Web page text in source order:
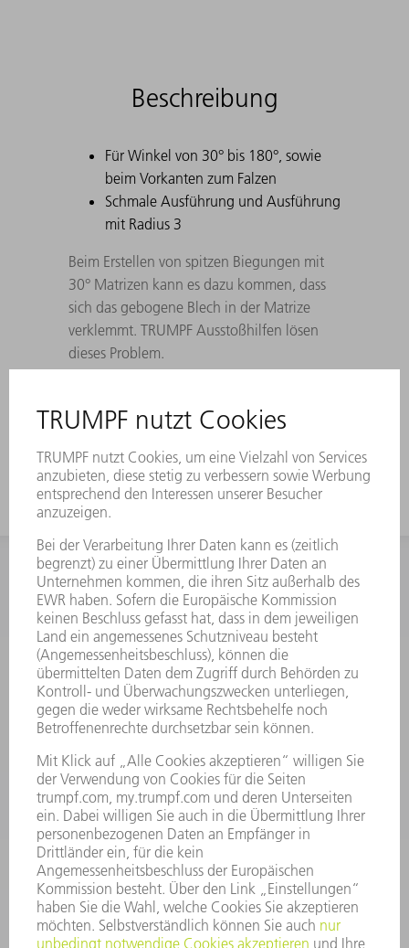
Beschreibung
Für Winkel von 30° bis 180°, sowie
beim Vorkanten zum Falzen
Schmale Ausführung und Ausführung
mit Radius 3
Beim Erstellen von spitzen Biegungen mit
30° Matrizen kann es dazu kommen, dass
sich das gebogene Blech in der Matrize
verklemmt. TRUMPF Ausstoßhilfen lösen
dieses Problem.
bei Oberwerkzeugen. Die Hornwerkzeuge
INFORMATION
Häufig gestellte Fragen
Allgemeine Geschäftsbedingungen
KONTAKT
Kundenbetreuung TRUMPF Werkzeugmaschinen
+49 7156 303 33222
Mo - Fr: 07:30 - 17:30 Uhr
Erweiterte Rufbereitschaft per Service App Mo - Fr:
06:30 - 20.00 Uhr Sa: 07:00 - 12:00 Uhr
Kundenbetreuung@trumpf.com
KONTAKT
Service TRUMPF Lasertechnik
+49 7156 303 37444
Mo - Fr: 07:30 - 18:00 Uhr
Additive Manufacturing 07:30 - 17:30 Uhr
spareparts.tld@trumpf.com